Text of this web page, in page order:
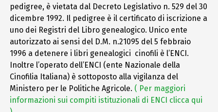
pedigree, è vietata dal Decreto Legislativo n. 529 del 30
dicembre 1992. Il pedigree è il certificato di iscrizione a
uno dei Registri del Libro genealogico. Unico ente
autorizzato ai sensi del D.M. n.21095 del 5 febbraio
1996 a detenere i libri genealogici cinofili è l’ENCI.
Inoltre l’operato dell’ENCI (ente Nazionale della
Cinofilia Italiana) è sottoposto alla vigilanza del
Ministero per le Politiche Agricole. ( Per maggiori
informazioni sui compiti istituzionali di ENCI clicca qui